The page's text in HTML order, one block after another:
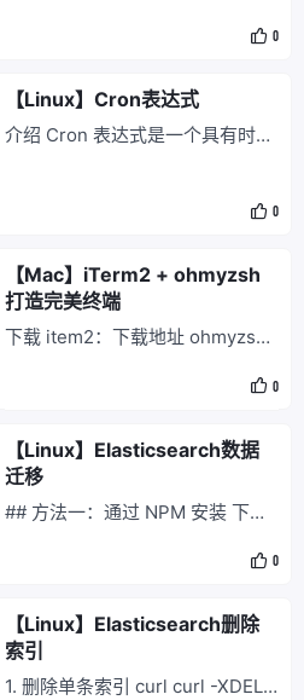
enResty安装介绍 安装 # 安装导
（整个安装过程完成后可以随时删
all --no-install-recommends
0
【Linux】Cron表达式
介绍 Cron 表达式是一个具有时间
份」 「星期」 「年份」(可为空)
份的域非必须，可省略。 语法
0
【Mac】iTerm2 + ohmyzsh
打造完美终端
下载 item2：下载地址 ohmyzsh:
下载地址 zsh-syntax-highlightin0
【Linux】Elasticsearch数据
迁移
## 方法一：通过 NPM 安装 下载
g/dist/v10.15.0/node-v10.15.0-li
15.0-linux-x64.tar.xz 配置环境变
量 vim /etc/
0
【Linux】Elasticsearch删除
索引
1. 删除单条索引 curl curl -XDELE